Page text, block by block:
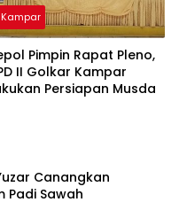
Kampar
Pimpin Rapat Pleno,
II Golkar Kampar
Persiapan Musda
Canangkan
Padi Sawah